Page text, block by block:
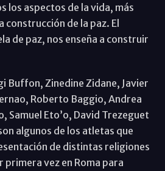
los aspectos de la vida, más
construcción de la paz. El
de paz, nos enseña a construir
Buffon, Zinedine Zidane, Javier
Roberto Baggio, Andrea
Samuel Eto’o, David Trezeguet
algunos de los atletas que
de distintas religiones
primera vez en Roma para